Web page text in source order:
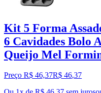
Kit 5 Forma
6 Cavidades Bolo
Queijo Mel
Preço R$ 46,37R$ 46,37